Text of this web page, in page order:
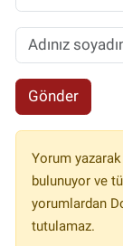
Gönder
Yorum yazarak
bulunuyor ve
yorumlardan
tutulamaz.